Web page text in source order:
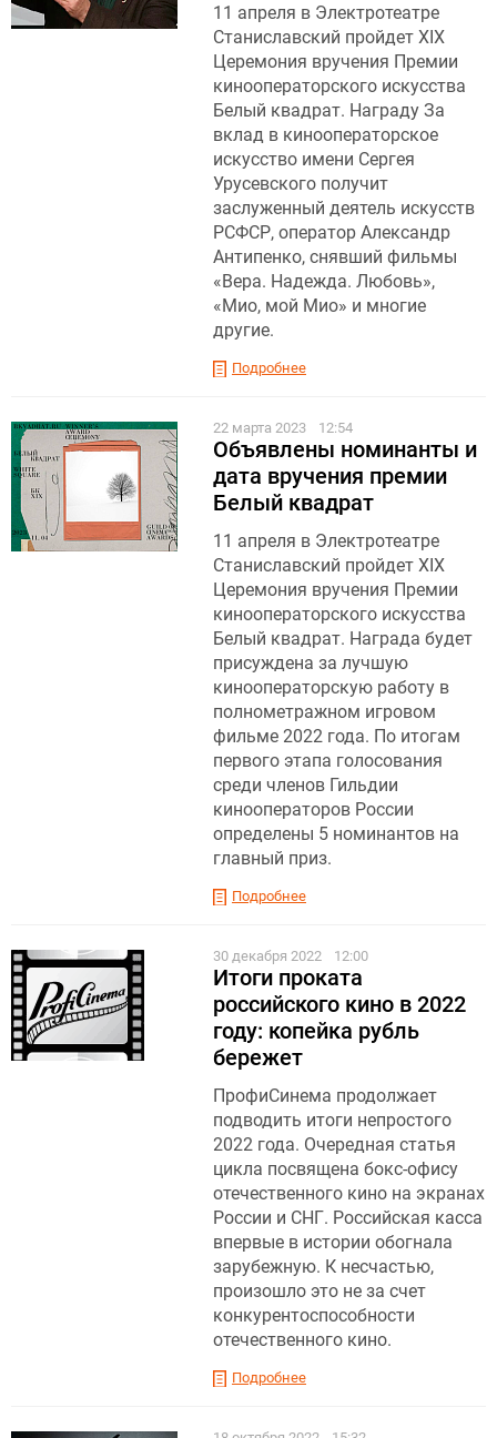
11 апреля в Электротеатре
Станиславский пройдет XIX
Церемония вручения Премии
кинооператорского искусства
Белый квадрат. Награду За
вклад в кинооператорское
искусство имени Сергея
Урусевского получит
заслуженный деятель искусств
РСФСР, оператор Александр
Антипенко, снявший фильмы
«Вера. Надежда. Любовь»,
«Мио, мой Мио» и многие
другие.
Подробнее
22 марта 2023 12:54
Объявлены номинанты и
дата вручения премии
Белый квадрат
11 апреля в Электротеатре
Станиславский пройдет XIX
Церемония вручения Премии
кинооператорского искусства
Белый квадрат. Награда будет
присуждена за лучшую
кинооператорскую работу в
полнометражном игровом
фильме 2022 года. По итогам
первого этапа голосования
среди членов Гильдии
кинооператоров России
определены 5 номинантов на
главный приз.
Подробнее
30 декабря 2022 12:00
Итоги проката
российского кино в 2022
году: копейка рубль
бережет
ПрофиСинема продолжает
подводить итоги непростого
2022 года. Очередная статья
цикла посвящена бокс-офису
отечественного кино на экранах
России и СНГ. Российская касса
впервые в истории обогнала
зарубежную. К несчастью,
произошло это не за счет
конкурентоспособности
отечественного кино.
Подробнее